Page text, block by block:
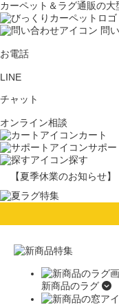
カーペット＆ラグ通販の大
問
お電話
LINE
チャット
オンライン相談
カート
サポー
探す
【夏季休業のお知らせ】
新商品のラグ